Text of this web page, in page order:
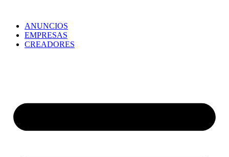
ANUNCIOS
EMPRESAS
CREADORES